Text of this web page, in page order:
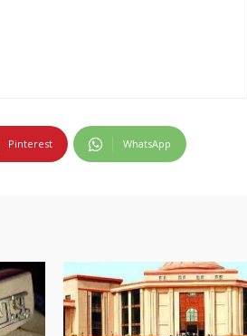
Pinterest WhatsApp